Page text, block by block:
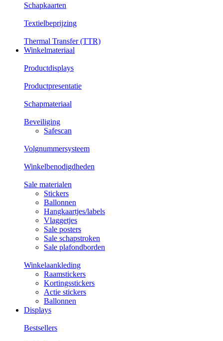
Schapkaarten
Textielbeprijzing
Thermal Transfer (TTR)
Winkelmateriaal
Productdisplays
Productpresentatie
Schapmateriaal
Beveiliging
Safescan
Volgnummersysteem
Winkelbenodigdheden
Sale materialen
Stickers
Ballonnen
Hangkaartjes/labels
Vlaggetjes
Sale posters
Sale schapstroken
Sale plafondborden
Winkelaankleding
Raamstickers
Kortingsstickers
Actie stickers
Ballonnen
Displays
Bestsellers